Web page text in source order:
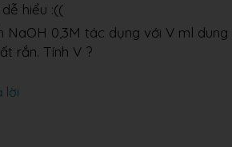
hiểu :((
NaOH 0,3M tác dụng với V ml dung
rắn. Tính V ?
lời